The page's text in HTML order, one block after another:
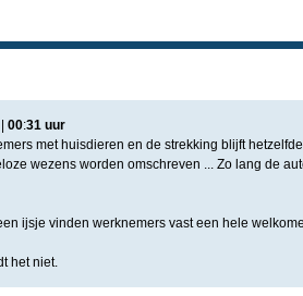
00:31 uur
met huisdieren en de strekking blijft
wezens worden omschreven ... Zo lang de
ijsje vinden werknemers vast een hele
het niet.